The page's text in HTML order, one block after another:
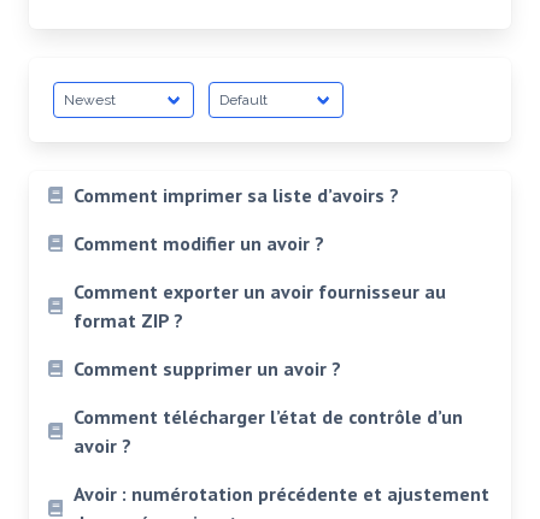
Comment imprimer sa liste d’avoirs ?
Comment modifier un avoir ?
Comment exporter un avoir fournisseur au
format ZIP ?
Comment supprimer un avoir ?
Comment télécharger l’état de contrôle d’un
avoir ?
Avoir : numérotation précédente et ajustement